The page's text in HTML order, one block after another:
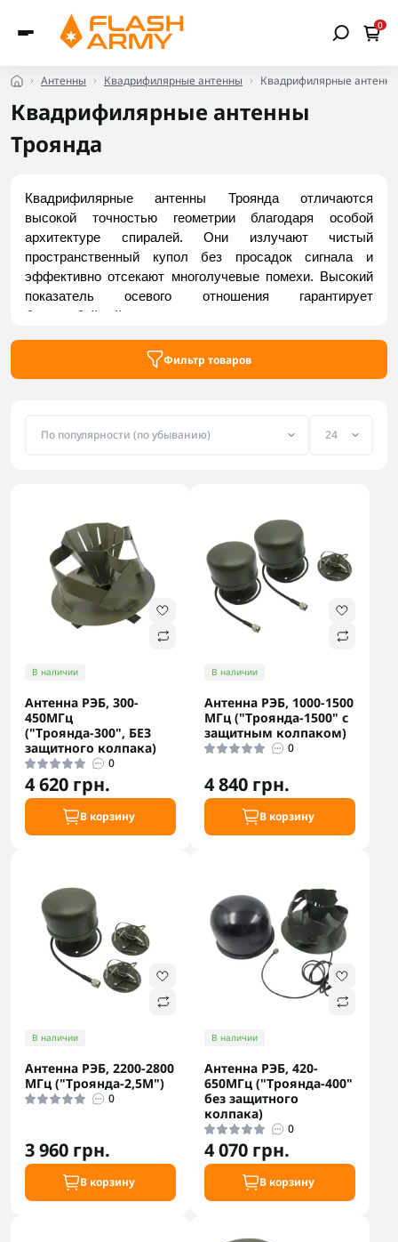
0
Антенны Квадрифилярные антенны Квадрифилярные
Квадрифилярные антенны
Троянда
Квадрифилярные антенны Троянда отличаются
высокой точностью геометрии благодаря особой
архитектуре спиралей. Они излучают чистый
пространственный купол без просадок сигнала и
эффективно отсекают многолучевые помехи. Высокий
показатель осевого отношения гарантирует
бесперебойный линк при маневрировании, а
используются для связи и FPV на БПЛА, на выносных
Фильтр товаров
В наличии
Антенна РЭБ, 300-
450МГц
("Троянда-300", БЕЗ
защитного колпака)
0
4 620 грн.
В корзину
В наличии
Антенна РЭБ, 1000-1500
МГц ("Троянда-1500" с
защитным колпаком)
0
4 840 грн.
В корзину
В наличии
Антенна РЭБ, 2200-2800
МГц ("Троянда-2,5М")
0
3 960 грн.
В корзину
В наличии
Антенна РЭБ, 420-
650МГц ("Троянда-400"
без защитного
колпака)
0
4 070 грн.
В корзину